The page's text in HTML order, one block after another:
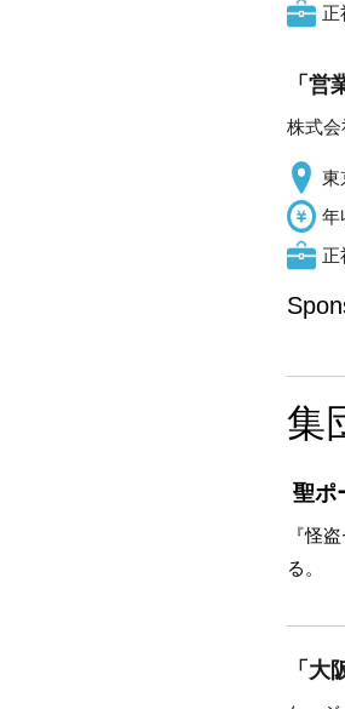
正
「
株式
東
年
正
集
聖ポ
『怪
る。
「